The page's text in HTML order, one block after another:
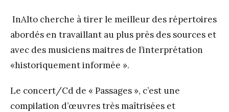
InAlto cherche à tirer le meilleur des répertoires
abordés en travaillant au plus près des sources et
avec des musiciens maitres de l’interprétation
«historiquement informée ».
Le concert/Cd de « Passages », c’est une
compilation d’œuvres très maîtrisées et